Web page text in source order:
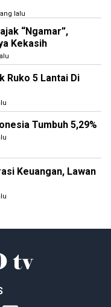
lalu
“Ngamar”,
Kekasih
Ruko 5 Lantai Di
Tumbuh 5,29%
Keuangan, Lawan